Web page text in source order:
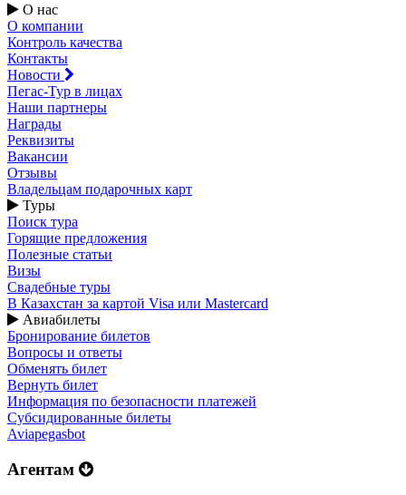
О нас
О компании
Контроль качества
Контакты
Новости
Пегас-Тур в лицах
Наши партнеры
Награды
Реквизиты
Вакансии
Отзывы
Владельцам подарочных карт
Туры
Поиск тура
Горящие предложения
Полезные статьи
Визы
Свадебные туры
В Казахстан за картой Visa или Masterсard
Авиабилеты
Бронирование билетов
Вопросы и ответы
Обменять билет
Вернуть билет
Информация по безопасности платежей
Субсидированные билеты
Aviapegasbot
Агентам